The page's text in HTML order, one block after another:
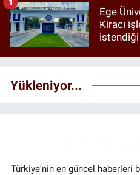
Ege
Kiracı
1
Yükleniyor...
Türkiye'nin en güncel haberleri